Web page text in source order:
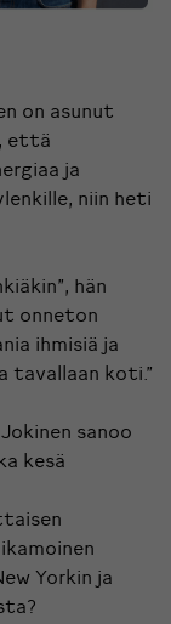
on asunut
että
ja
niin heti
hän
onneton
ihmisiä ja
tavallaan koti.”
sanoo
kesä
Yorkin ja